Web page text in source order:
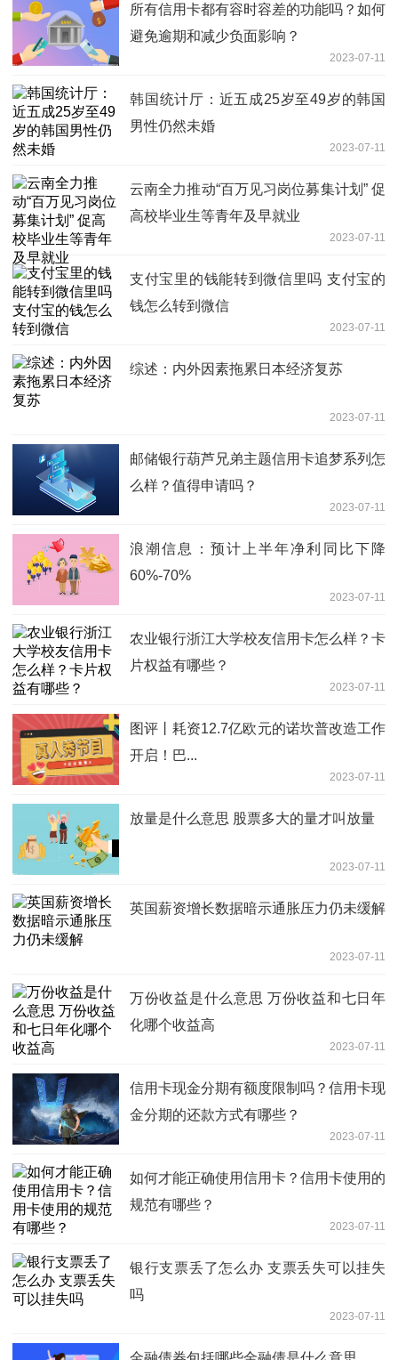
所有信用卡都有容时容差的功能吗？如何
避免逾期和减少负面影响？
2023-07-11
韩国统计厅：近五成25岁至49岁的韩国
男性仍然未婚
2023-07-11
云南全力推动“百万见习岗位募集计划” 促
高校毕业生等青年及早就业
2023-07-11
支付宝里的钱能转到微信里吗 支付宝的
钱怎么转到微信
2023-07-11
综述：内外因素拖累日本经济复苏
2023-07-11
邮储银行葫芦兄弟主题信用卡追梦系列怎
么样？值得申请吗？
2023-07-11
浪潮信息：预计上半年净利同比下降
60%-70%
2023-07-11
农业银行浙江大学校友信用卡怎么样？卡
片权益有哪些？
2023-07-11
图评丨耗资12.7亿欧元的诺坎普改造工作
开启！巴...
2023-07-11
放量是什么意思 股票多大的量才叫放量
2023-07-11
英国薪资增长数据暗示通胀压力仍未缓解
2023-07-11
万份收益是什么意思 万份收益和七日年
化哪个收益高
2023-07-11
信用卡现金分期有额度限制吗？信用卡现
金分期的还款方式有哪些？
2023-07-11
如何才能正确使用信用卡？信用卡使用的
规范有哪些？
2023-07-11
银行支票丢了怎么办 支票丢失可以挂失
吗
2023-07-11